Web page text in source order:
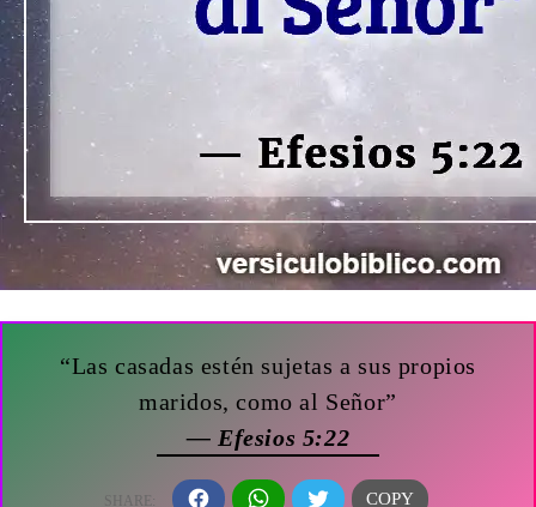
“Las casadas estén sujetas a sus propios
maridos, como al Señor”
— Efesios 5:22